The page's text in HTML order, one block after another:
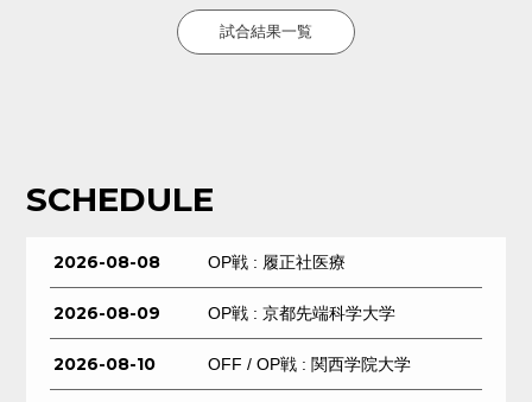
試合結果一覧
SCHEDULE
2026-08-08 OP戦 : 履正社医療
2026-08-09 OP戦 : 京都先端科学大学
2026-08-10 OFF / OP戦 : 関西学院大学